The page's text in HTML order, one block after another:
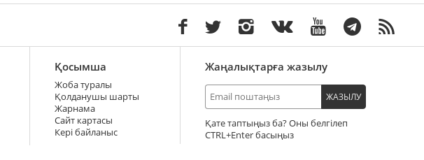
Қосымша
Жоба туралы
Қолданушы шарты
Жарнама
Сайт картасы
Кері байланыс
Жаңалықтарға жазылу
ЖАЗЫЛУ
Қате таптыңыз ба? Оны белгілеп
+Enter басыңыз